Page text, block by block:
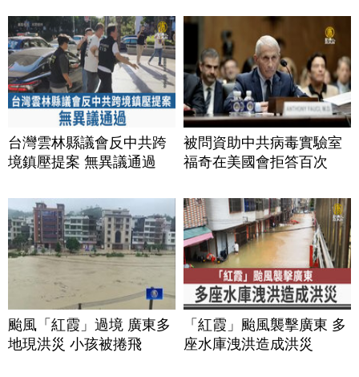
台灣雲林縣議會反中共跨
境鎮壓提案 無異議通過
被問資助中共病毒實驗室
福奇在美國會拒答百次
颱風「紅霞」過境 廣東多
地現洪災 小孩被捲飛
「紅霞」颱風襲擊廣東 多
座水庫洩洪造成洪災